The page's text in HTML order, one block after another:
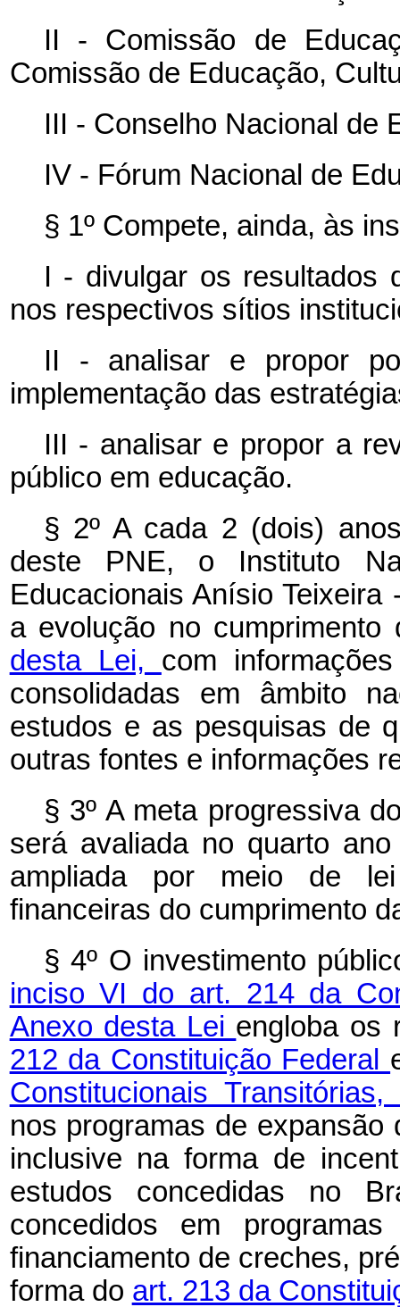
II - Comissão de
Comissão de Educação,
III - Conselho Nacional de
IV - Fórum Nacional de
§ 1º Compete, ainda, às
I - divulgar os resultados
nos respectivos sítios
II - analisar e propor
implementação das
III - analisar e propor a
público em educação.
§ 2º A cada 2 (dois)
deste PNE, o Instituto
Educacionais Anísio
a evolução no
desta Lei, com
consolidadas em âmbito
estudos e as pesquisas de
outras fontes e informações
§ 3º A meta progressiva
será avaliada no quarto
ampliada por meio de
financeiras do cumprimento
§ 4º O investimento
inciso VI do art. 214 da
Anexo desta Lei engloba os
212 da Constituição Federal
Constitucionais
nos programas de expansão
inclusive na forma de
estudos concedidas no
concedidos em
financiamento de creches,
forma do art. 213 da